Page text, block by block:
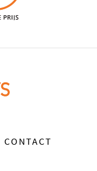
CONTACT